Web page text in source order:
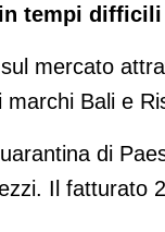
tempi difficili
mercato
Bali e
di
Il fatturato